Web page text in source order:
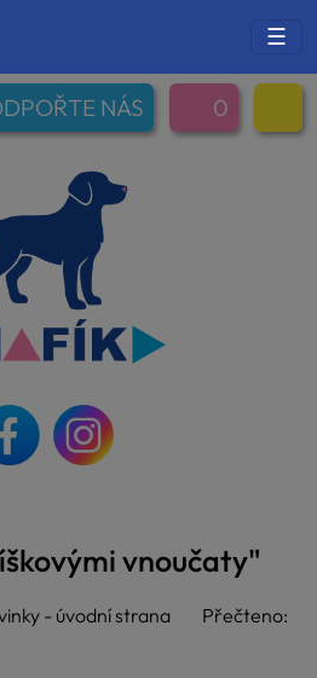
☰
NÁS 0
vnoučaty"
- úvodní strana
Přečteno: